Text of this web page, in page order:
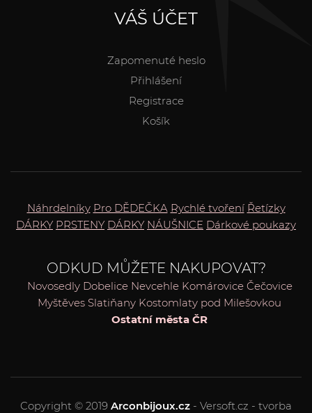
VÁŠ ÚČET
Zapomenuté heslo
Přihlášení
Registrace
Košík
Náhrdelníky Pro DĚDEČKA Rychlé tvoření Řetízky
DÁRKY PRSTENY DÁRKY NÁUŠNICE Dárkové poukazy
ODKUD MŮŽETE NAKUPOVAT?
Novosedly Dobelice Nevcehle Komárovice Čečovice
Myštěves Slatiňany Kostomlaty pod Milešovkou
Ostatní města ČR
Copyright © 2019 Arconbijoux.cz - Versoft.cz - tvorba